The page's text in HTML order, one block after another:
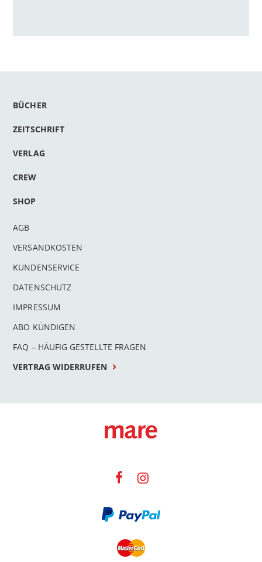
BÜCHER
ZEITSCHRIFT
VERLAG
CREW
SHOP
AGB
VERSANDKOSTEN
KUNDENSERVICE
DATENSCHUTZ
IMPRESSUM
ABO KÜNDIGEN
FAQ – HÄUFIG GESTELLTE FRAGEN
VERTRAG WIDERRUFEN